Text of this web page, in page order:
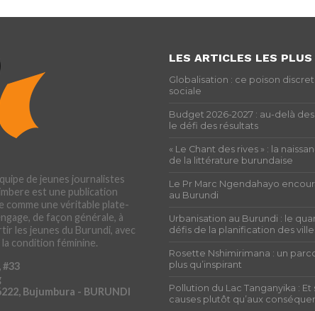
de jeunes journalistes
est une publication
comme une véritable plate-
de façon générale, à
les jeunes du Burundi, avec
condition féminine.
#33
Bujumbura - BURUNDI
LES ARTICLES LES PLUS
Globalisation : ce poison
sociale
Budget 2026-2027 : au-delà
le défi des résultats
« Le Chant des rives » : la
de la littérature burundaise
Le Pr Marc Ngendahayo
au Burundi
Urbanisation au Burundi : le
défis de la planification des
Rosette Nshimirimana : un
plus qu’inspirant
Pollution du Lac Tanganyika : Et
causes plutôt qu’aux